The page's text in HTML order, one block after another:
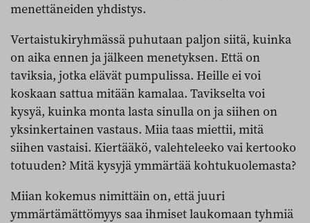
menettäneiden yhdistys.
Vertaistukiryhmässä puhutaan paljon siitä, kuinka
on aika ennen ja jälkeen menetyksen. Että on
taviksia, jotka elävät pumpulissa. Heille ei voi
koskaan sattua mitään kamalaa. Tavikselta voi
kysyä, kuinka monta lasta sinulla on ja siihen on
yksinkertainen vastaus. Miia taas miettii, mitä
siihen vastaisi. Kiertääkö, valehteleeko vai kertooko
totuuden? Mitä kysyjä ymmärtää kohtukuolemasta?
Miian kokemus nimittäin on, että juuri
ymmärtämättömyys saa ihmiset laukomaan tyhmiä